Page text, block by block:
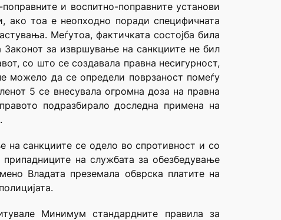
и воспитно-поправните установи
ако тоа е неопходно поради специфичната
Меѓутоа, фактичката состојба била
за извршување на санкциите не бил
со што се создавала правна несигурност,
можело да се определи поврзаност помеѓу
5 се внесувала огромна доза на правна
подразбирало доследна примена на
на санкциите се одело во спротивност и со
на службата за обезбедување
Владата преземала обврска платите на
Минимум стандардните правила за